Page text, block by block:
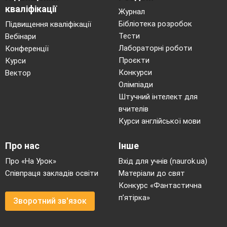
парах: один учень
офіціант
італійського
Другий
ресторану
зробити-прийняти
отримані нові
знання, клієнти
толерантно
розмовляють з
офіціантом
замовлення
Завдання: виявити рівень опанування
, намітити подальші
хвилинний тест на
перевірку засвоєного
матеріалу.
перевірки засвоєних
лексичних одиниць.
Виконують тест.
кваліфікації
Підвищення кваліфікації
Вебінари
Конференції
Курси
Вектор
Журнал
Бібліотека розробок
Тести
Лабораторні роботи
Проєкти
Конкурси
Олімпіади
Штучний інтелект для
вчителів
Курси англійської мови
Про нас
Про «На Урок»
Співпраця закладів освіти
Зворотний зв'язок
Інше
Вхід для учнів (naurok.ua)
Матеріали до свят
Конкурс «Фантастична
п’ятірка»